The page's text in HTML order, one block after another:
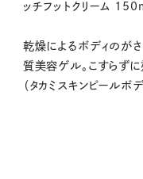
ッチフットクリーム
乾燥によるボディのが
質美容ゲル。こすらず
（タカミスキンピール